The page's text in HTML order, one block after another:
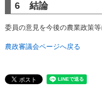
6 結論
委員の意見を今後の農業政策等
農政審議会ページへ戻る